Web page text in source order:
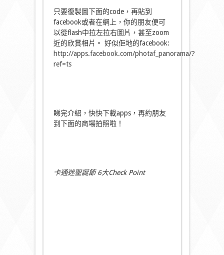
只要復製圖下面的code，再貼到
facebook或者在網上，你的朋友便可
以從flash中拉左拉右圖片，甚至zoom
近的欣賞相片。 好似佢地的facebook:
http://apps.facebook.com/photaf_panorama/?
ref=ts
睇完介紹，快快下載apps，再約朋友
到下面的商場拍照啦！
卡通迷聖誕節 6大Check Point